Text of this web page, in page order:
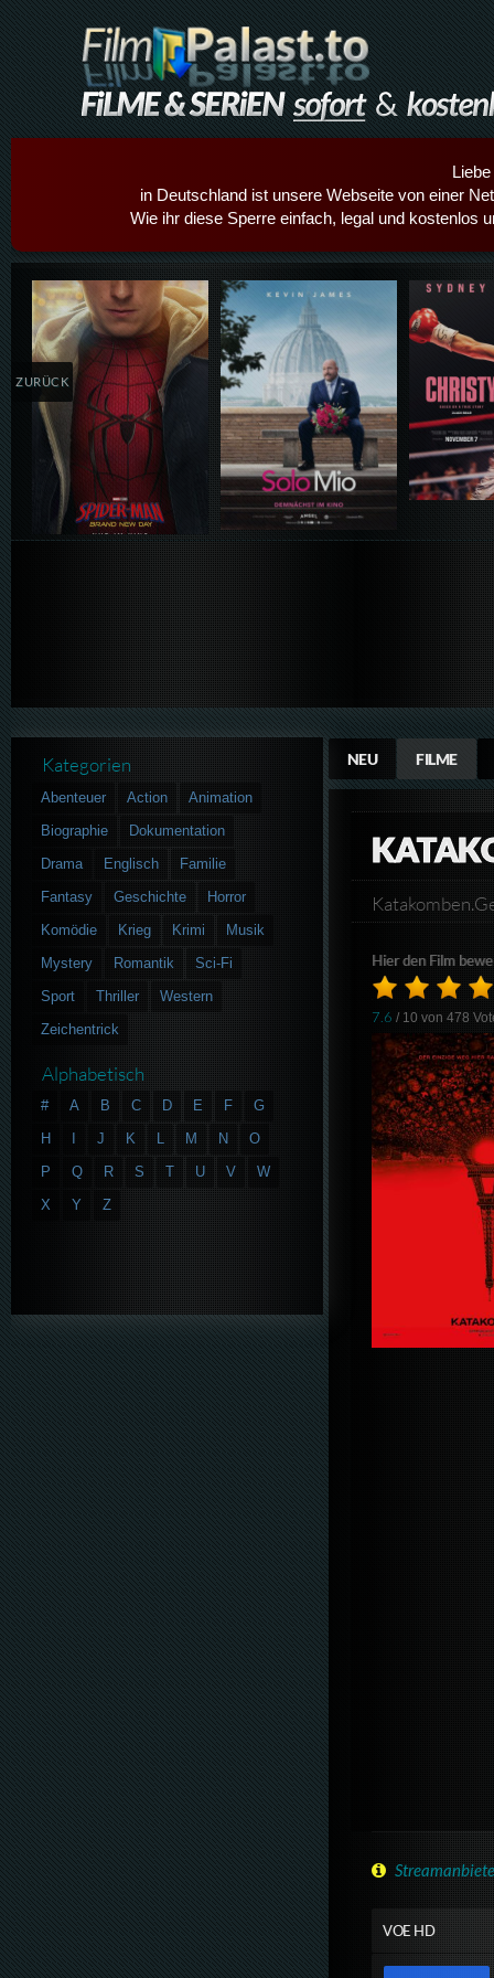
in Deutschland ist unsere Webseite von einer
Wie ihr diese Sperre einfach, legal und kostenlos
Details,Play Details,Play
ZURÜCK
NEU FILME
Hier den Film
7.6 / 10 von478
VOE HD
Kategorien
Abenteuer Action
Animation
Biographie
Dokumentation
Drama
Englisch
Familie
Fantasy
Geschichte
Horror
Komödie
Krieg Krimi
Musik
Mystery
Romantik
Sci-Fi
Sport
Thriller
Western
Zeichentrick
Alphabetisch
# A B C D E F
G
H
J K L M N
O
P
Q R S T U V
W
X
Y Z